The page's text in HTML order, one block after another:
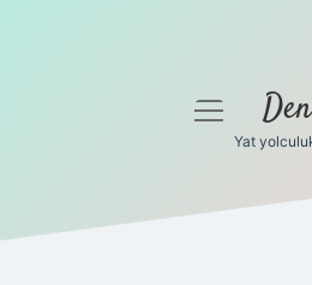
Gizlilik Politikası
menüyü
Yat